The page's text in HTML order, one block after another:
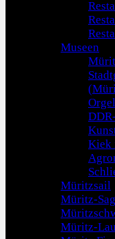
Museen
Kiek
Müritzsail
Müritz-
Müritz-